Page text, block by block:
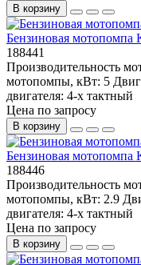
В корзину
Бензиновая мотопомпа
188441
Производительность
мотопомпы, кВт: 5
двигателя: 4-х тактный
Цена по запросу
В корзину
Бензиновая мотопомпа
188446
Производительность
мотопомпы, кВт: 2.9
двигателя: 4-х тактный
Цена по запросу
В корзину